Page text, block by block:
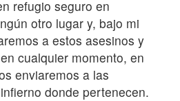
refugio seguro en
otro lugar y, bajo mi
a estos asesinos y
cualquier momento, en
enviaremos a las
donde pertenecen.